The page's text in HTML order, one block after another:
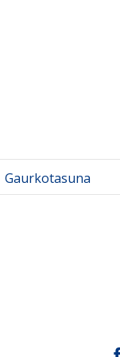
Gaurkotasuna